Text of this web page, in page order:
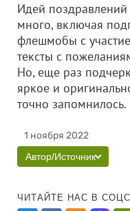
Идей
много, включая
флешмобы с
тексты с
Но, еще раз
яркое и
точно
1 ноября 2022
Автор/Источник
ЧИТАЙТЕ НАС В